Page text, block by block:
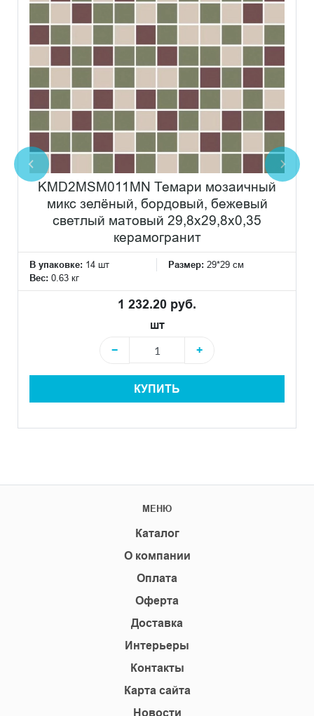
KMD2MSM011MN Темари мозаичный
микс зелёный, бордовый, бежевый
светлый матовый 29,8x29,8x0,35
керамогранит
В упаковке: 14 шт Размер: 29*29 см
Вес: 0.63 кг
1 232.20 руб.
шт
−
+
КУПИТЬ
МЕНЮ
Каталог
О компании
Оплата
Оферта
Доставка
Интерьеры
Контакты
Карта сайта
Новости